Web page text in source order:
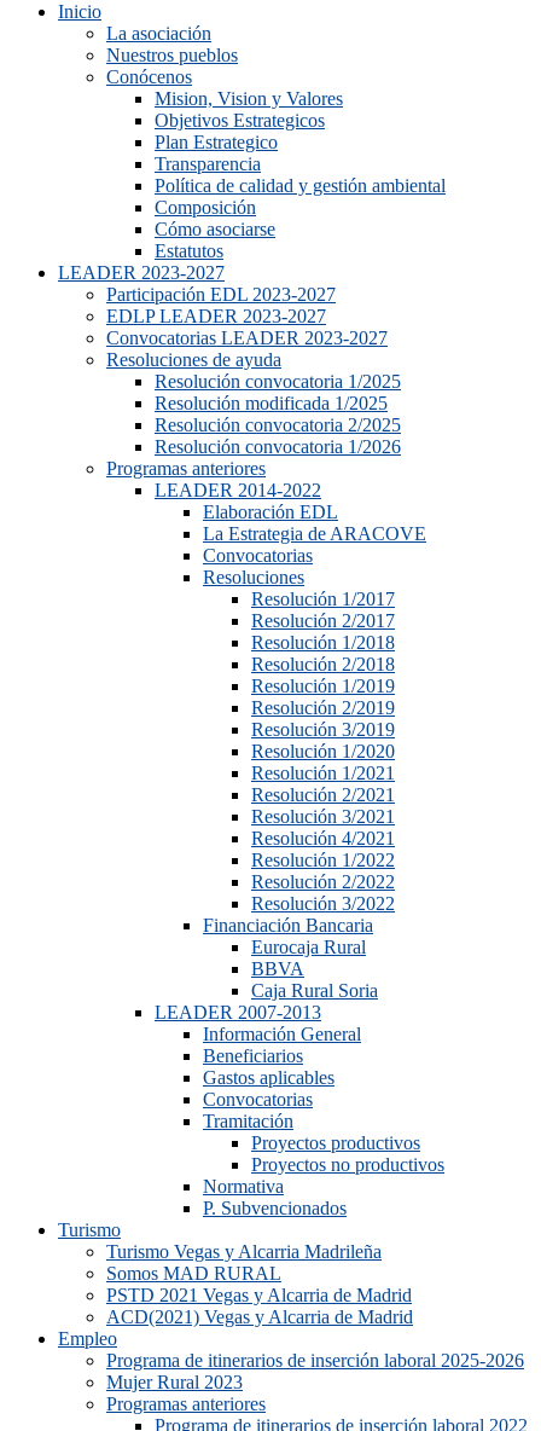
Inicio
La asociación
Nuestros pueblos
Conócenos
Mision, Vision y Valores
Objetivos Estrategicos
Plan Estrategico
Transparencia
Política de calidad y gestión ambiental
Composición
Cómo asociarse
Estatutos
LEADER 2023-2027
Participación EDL 2023-2027
EDLP LEADER 2023-2027
Convocatorias LEADER 2023-2027
Resoluciones de ayuda
Resolución convocatoria 1/2025
Resolución modificada 1/2025
Resolución convocatoria 2/2025
Resolución convocatoria 1/2026
Programas anteriores
LEADER 2014-2022
Elaboración EDL
La Estrategia de ARACOVE
Convocatorias
Resoluciones
Resolución 1/2017
Resolución 2/2017
Resolución 1/2018
Resolución 2/2018
Resolución 1/2019
Resolución 2/2019
Resolución 3/2019
Resolución 1/2020
Resolución 1/2021
Resolución 2/2021
Resolución 3/2021
Resolución 4/2021
Resolución 1/2022
Resolución 2/2022
Resolución 3/2022
Financiación Bancaria
Eurocaja Rural
BBVA
Caja Rural Soria
LEADER 2007-2013
Información General
Beneficiarios
Gastos aplicables
Convocatorias
Tramitación
Proyectos productivos
Proyectos no productivos
Normativa
P. Subvencionados
Turismo
Turismo Vegas y Alcarria Madrileña
Somos MAD RURAL
PSTD 2021 Vegas y Alcarria de Madrid
ACD(2021) Vegas y Alcarria de Madrid
Empleo
Programa de itinerarios de inserción laboral 2025-2026
Mujer Rural 2023
Programas anteriores
Programa de itinerarios de inserción laboral 2022